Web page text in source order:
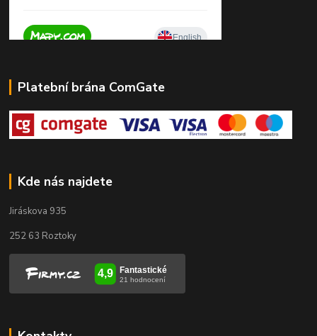
Platební brána ComGate
Kde nás najdete
Jiráskova 935
252 63 Roztoky